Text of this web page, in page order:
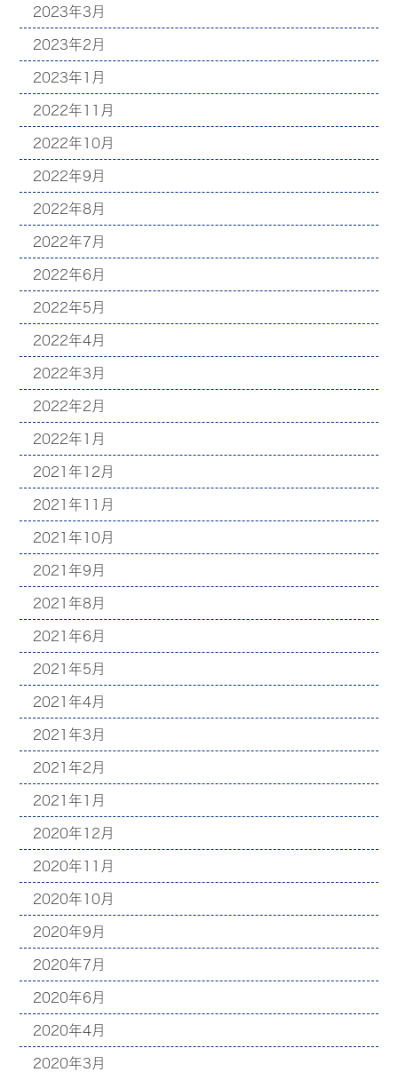
2023年3月
2023年2月
2023年1月
2022年11月
2022年10月
2022年9月
2022年8月
2022年7月
2022年6月
2022年5月
2022年4月
2022年3月
2022年2月
2022年1月
2021年12月
2021年11月
2021年10月
2021年9月
2021年8月
2021年6月
2021年5月
2021年4月
2021年3月
2021年2月
2021年1月
2020年12月
2020年11月
2020年10月
2020年9月
2020年7月
2020年6月
2020年4月
2020年3月